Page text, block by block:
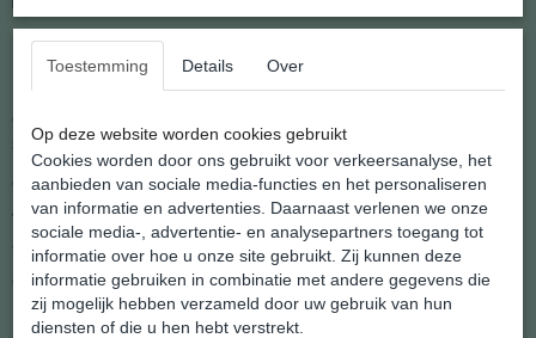
steensoorten
en geregen op stevig elastiek.
Vaak afhankelijk van de kleurstelling worden ze zowel door dames
als heren gedragen, vaak met meerdere armbanden tegelijk.
Omtrek 20 cm
Het gemiddelde gewicht is 20 gram
Toestemming Details Over
Op deze website worden cookies gebruikt
Cookies worden door ons gebruikt voor verkeersanalyse, het
aanbieden van sociale media-functies en het personaliseren
van informatie en advertenties. Daarnaast verlenen we onze
sociale media-, advertentie- en analysepartners toegang tot
informatie over hoe u onze site gebruikt. Zij kunnen deze
informatie gebruiken in combinatie met andere gegevens die
zij mogelijk hebben verzameld door uw gebruik van hun
diensten of die u hen hebt verstrekt.